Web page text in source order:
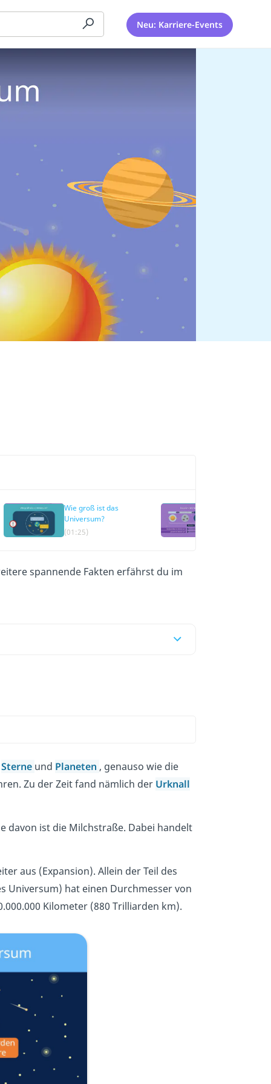
Neu: Karriere-Events
Wie groß ist das
Universum?
(01:25)
spannende Fakten erfährst du im
Sterne und Planeten , genauso wie die
Zu der Zeit fand nämlich der Urknall
davon ist die Milchstraße. Dabei handelt
aus (Expansion). Allein der Teil des
Universum) hat einen Durchmesser von
Kilometer (880 Trilliarden km).